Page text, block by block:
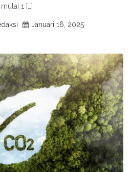
1 […]
Januari 16, 2025